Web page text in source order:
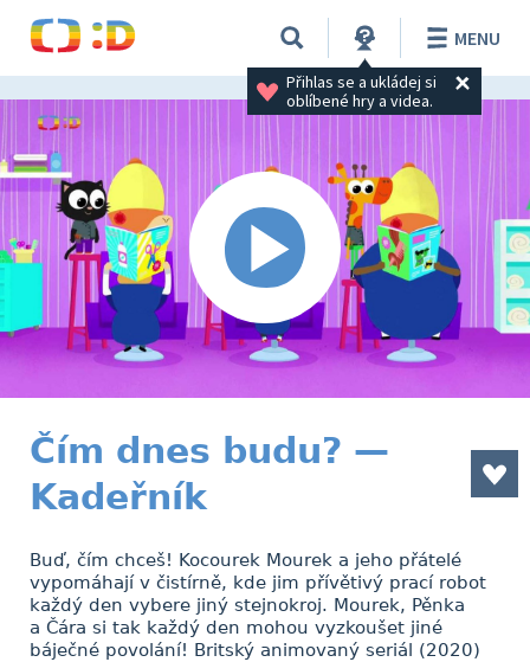
Přihlas se a ukládej si
oblíbené hry a videa.
MENU
Čím dnes budu? —
Kadeřník
Buď, čím chceš! Kocourek Mourek a jeho přátelé
vypomáhají v čistírně, kde jim přívětivý prací robot
každý den vybere jiný stejnokroj. Mourek, Pěnka
a Čára si tak každý den mohou vyzkoušet jiné
báječné povolání! Britský animovaný seriál (2020)